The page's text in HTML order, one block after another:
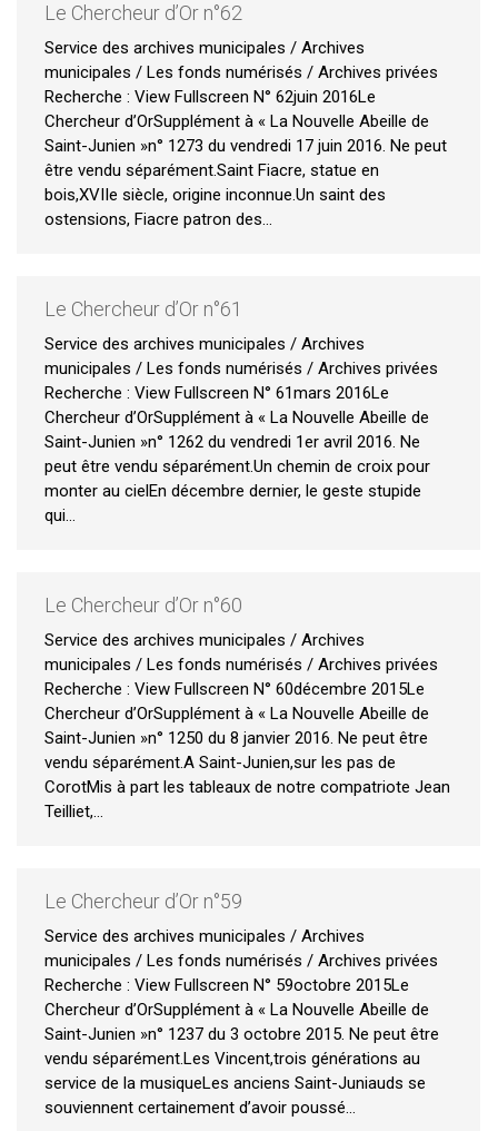
Le Chercheur d’Or n°62
Service des archives municipales / Archives
municipales / Les fonds numérisés / Archives privées
Recherche : View Fullscreen N° 62juin 2016Le
Chercheur d’OrSupplément à « La Nouvelle Abeille de
Saint-Junien »n° 1273 du vendredi 17 juin 2016. Ne peut
être vendu séparément.Saint Fiacre, statue en
bois,XVIIe siècle, origine inconnue.Un saint des
ostensions, Fiacre patron des…
Le Chercheur d’Or n°61
Service des archives municipales / Archives
municipales / Les fonds numérisés / Archives privées
Recherche : View Fullscreen N° 61mars 2016Le
Chercheur d’OrSupplément à « La Nouvelle Abeille de
Saint-Junien »n° 1262 du vendredi 1er avril 2016. Ne
peut être vendu séparément.Un chemin de croix pour
monter au cielEn décembre dernier, le geste stupide
qui…
Le Chercheur d’Or n°60
Service des archives municipales / Archives
municipales / Les fonds numérisés / Archives privées
Recherche : View Fullscreen N° 60décembre 2015Le
Chercheur d’OrSupplément à « La Nouvelle Abeille de
Saint-Junien »n° 1250 du 8 janvier 2016. Ne peut être
vendu séparément.A Saint-Junien,sur les pas de
CorotMis à part les tableaux de notre compatriote Jean
Teilliet,…
Le Chercheur d’Or n°59
Service des archives municipales / Archives
municipales / Les fonds numérisés / Archives privées
Recherche : View Fullscreen N° 59octobre 2015Le
Chercheur d’OrSupplément à « La Nouvelle Abeille de
Saint-Junien »n° 1237 du 3 octobre 2015. Ne peut être
vendu séparément.Les Vincent,trois générations au
service de la musiqueLes anciens Saint-Juniauds se
souviennent certainement d’avoir poussé…